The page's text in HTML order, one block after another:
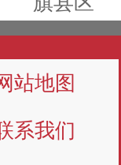
站地图
系我们